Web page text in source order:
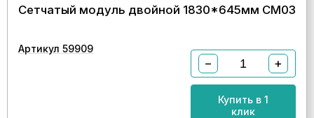
Сетчатый модуль двойной 1830*645мм СМ03
Артикул 59909
− +
Купить в 1
клик